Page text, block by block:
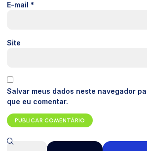
E-mail *
Site
Salvar meus dados neste navegador
que eu comentar.